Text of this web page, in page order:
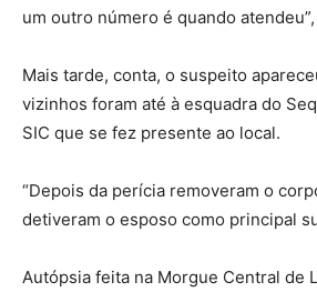
um outro número é quando
Mais tarde, conta, o suspeito
vizinhos foram até à esquadra do
SIC que se fez presente ao local.
“Depois da perícia removeram o
detiveram o esposo como principal
Autópsia feita na Morgue Central de